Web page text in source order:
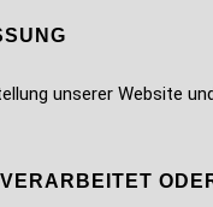
unserer Website